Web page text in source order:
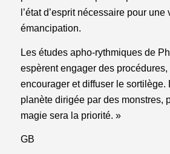
l’état ​​d’esprit nécessaire pour une
émancipation.
Les études apho-rythmiques de
espèrent engager des procédures,
encourager et diffuser le sortilège.
planète dirigée par des monstres,
magie sera la priorité. »
GB